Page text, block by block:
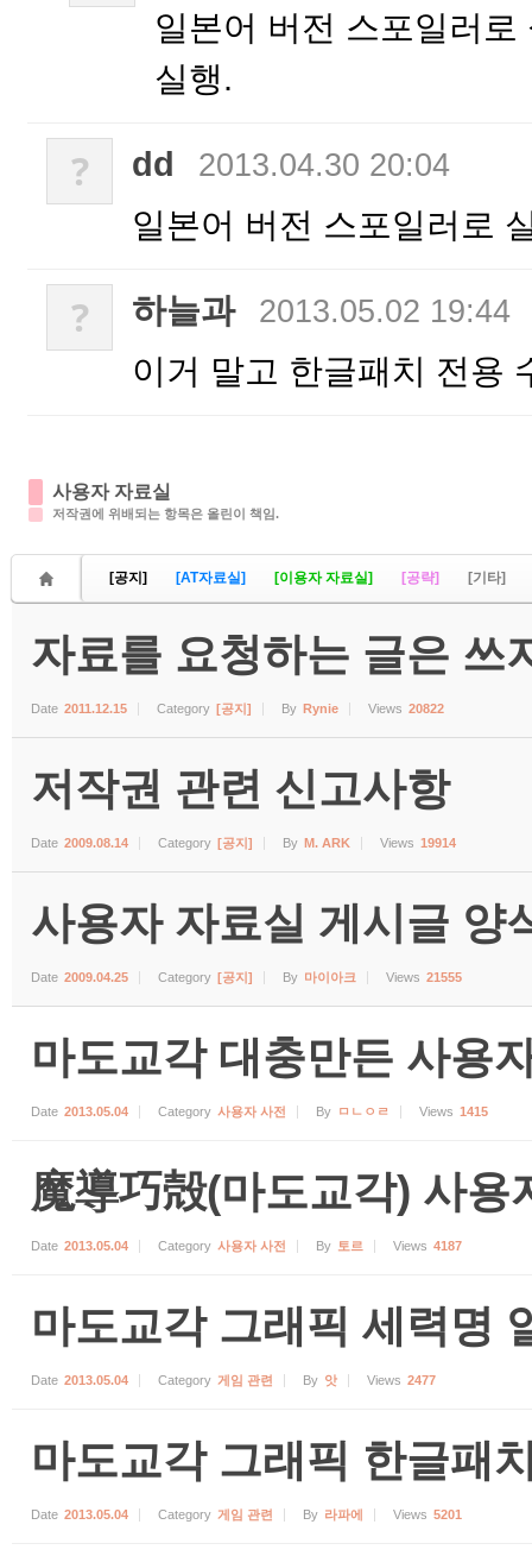
일본어 버전 스포일러
실행.
? dd 2013.04.30 20:04
일본어 버전 스포일러로
? 하늘과 2013.05.02 19:44
이거 말고 한글패치 전용
사용자 자료실
저작권에 위배되는 항목은 올린이 책임.
[공지] [AT자료실] [이용자 자료실] [공략] [기타]
자료를 요청하는 글은 쓰
Date 2011.12.15 Category [공지] By Rynie Views 20822
저작권 관련 신고사항
Date 2009.08.14 Category [공지] By M. ARK Views 19914
사용자 자료실 게시글 양
Date 2009.04.25 Category [공지] By 마이아크 Views 21555
마도교각 대충만든 사용
Date 2013.05.04 Category 사용자 사전 By ㅁㄴㅇㄹ Views 1415
魔導巧殻(마도교각) 사용
Date 2013.05.04 Category 사용자 사전 By 토르 Views 4187
마도교각 그래픽 세력명
Date 2013.05.04 Category 게임 관련 By 앗 Views 2477
마도교각 그래픽 한글패
Date 2013.05.04 Category 게임 관련 By 라파에 Views 5201